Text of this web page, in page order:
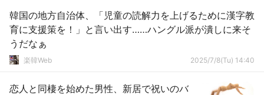
韓国の地方自治体、「児童の読解力を上げるために漢字教
育に支援策を！」と言い出す……ハングル派が潰しに来そ
うだなぁ
楽韓Web 2025/7/8(Tu) 14:40
恋人と同棲を始めた男性、新居で祝いのバ